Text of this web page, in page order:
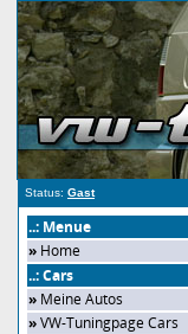
Status: Gast
..: Menue
» Home
..: Cars
» Meine Autos
»VW-Tuningpage Cars